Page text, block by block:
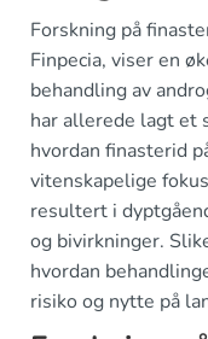
Forskning på
Finpecia, viser en
behandling av
har allerede lagt et
hvordan finasterid
vitenskapelige
resultert i
og bivirkninger.
hvordan
risiko og nytte på